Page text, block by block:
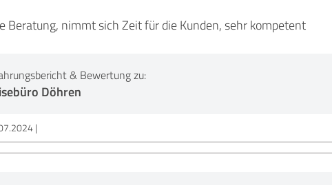
Beratung, nimmt sich Zeit für die Kunden, sehr kompetent
& Bewertung zu:
Döhren